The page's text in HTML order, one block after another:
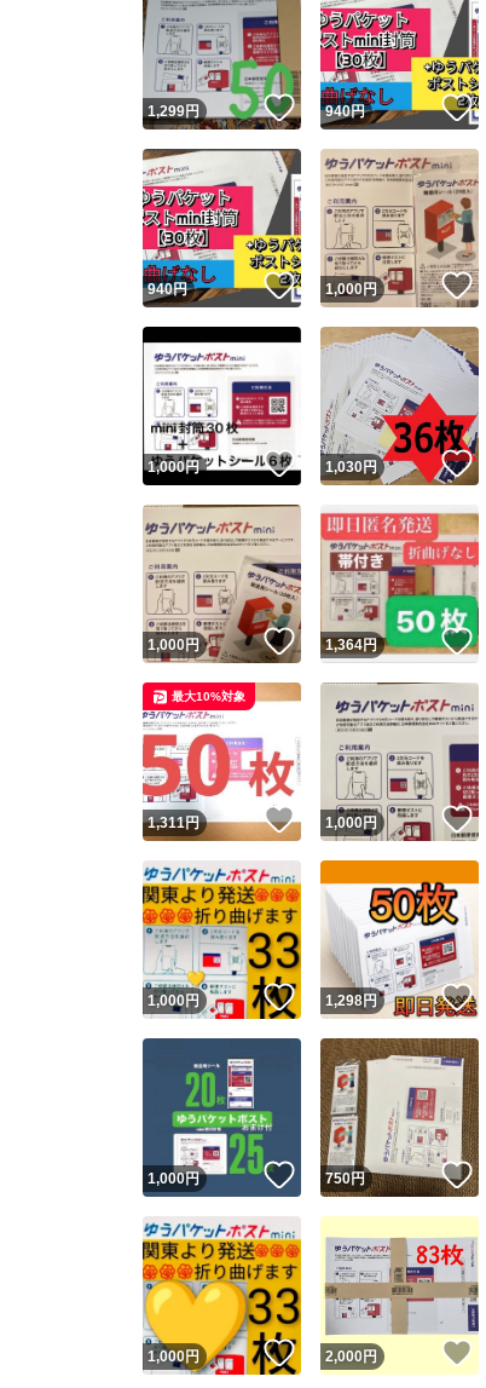
1,299円 いいね！
940円
940円 いいね！
1,000円
1,000円 いいね！
1,030円
1,000円 いいね！
1,364円
1,311円 いいね！
最大10%対象
1,000円
1,000 円 いいね！
1,298円
1,000円 いいね！
750円
1,000円 いいね！
2,000円